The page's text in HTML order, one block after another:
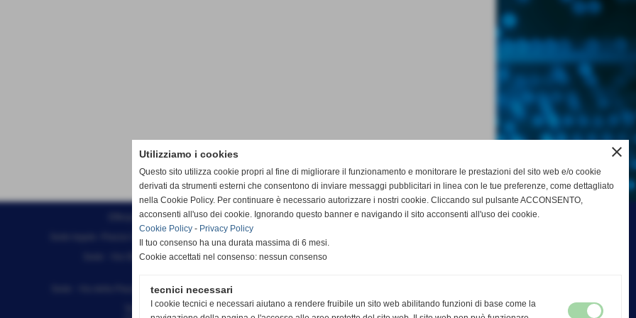
Effesystem di Fabio Favati
Sede legale -Piazza Carducci 18 55045 Pietrasanta (LU)
Sede - Via Ottorino Ciabattini Viareggio
Sede - Via della Piazza Bianca 15 56025 Pontedera (PI)
Tel. 05841530394
close
Utilizziamo i cookies
Questo sito utilizza cookie propri al fine di migliorare il funzionamento e monitorare le prestazioni del sito web e/o cookie
derivati da strumenti esterni che consentono di inviare messaggi pubblicitari in linea con le tue preferenze, come dettagliato
nella Cookie Policy. Per continuare è necessario autorizzare i nostri cookie. Cliccando sul pulsante ACCONSENTO,
acconsenti all'uso dei cookie. Ignorando questo banner e navigando il sito acconsenti all'uso dei cookie.
Cookie Policy - Privacy Policy
Il tuo consenso ha una durata massima di 6 mesi.
Cookie accettati nel consenso: nessun consenso
tecnici necessari
I cookie tecnici e necessari aiutano a rendere fruibile un sito web abilitando funzioni di base come la